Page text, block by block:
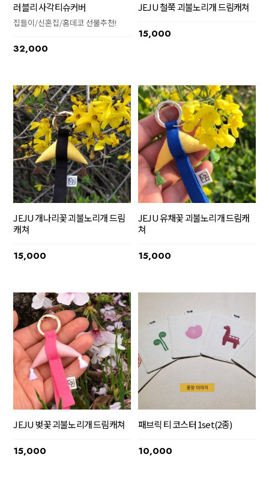
러블리 사각티슈커버
집들이/신혼집/홈데코 선물추천!
32,000
JEJU 철쭉 괴불노리개 드림캐쳐
15,000
JEJU 개나리꽃 괴불노리개 드림
캐쳐
15,000
JEJU 유채꽃 괴불노리개 드림캐
쳐
15,000
JEJU 벚꽃 괴불노리개 드림캐쳐
15,000
패브릭 티 코스터 1set(2종)
10,000